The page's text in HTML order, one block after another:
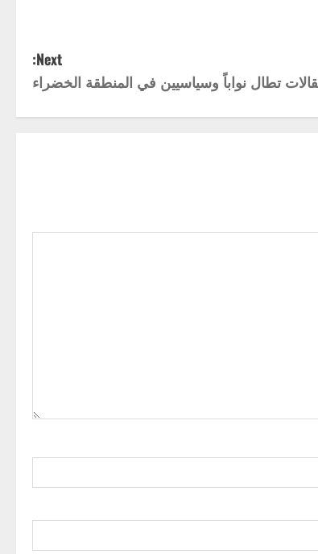
Next:
تطال نواباً وسياسيين في المنطقة الخضراء